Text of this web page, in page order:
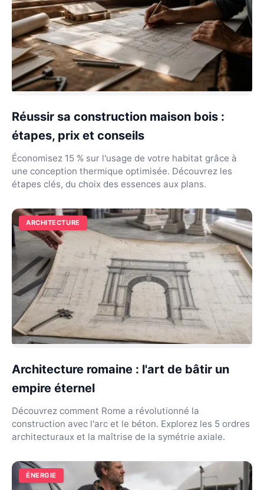
Réussir sa construction maison bois :
étapes, prix et conseils
Économisez 15 % sur l'usage de votre habitat grâce à
une conception thermique optimisée. Découvrez les
étapes clés, du choix des essences aux plans.
ARCHITECTURE
Architecture romaine : l'art de bâtir un
empire éternel
Découvrez comment Rome a révolutionné la
construction avec l'arc et le béton. Explorez les 5 ordres
architecturaux et la maîtrise de la symétrie axiale.
ÉNERGIE